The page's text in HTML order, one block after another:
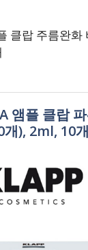
클랍 주름완화
앰플 클랍
), 2ml, 10개